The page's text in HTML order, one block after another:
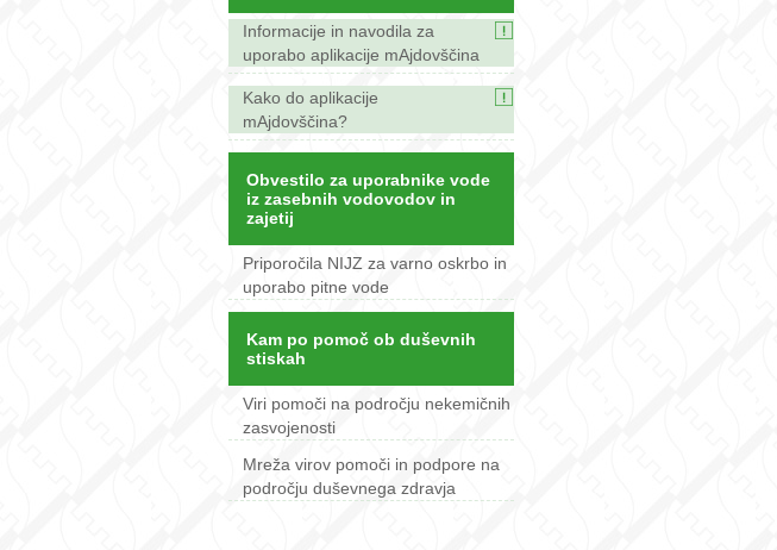
Informacije in navodila za
uporabo aplikacije mAjdovščina
Kako do aplikacije
mAjdovščina?
Obvestilo za uporabnike vode
iz zasebnih vodovodov in
zajetij
Priporočila NIJZ za varno oskrbo in
uporabo pitne vode
Kam po pomoč ob duševnih
stiskah
Viri pomoči na področju nekemičnih
zasvojenosti
Mreža virov pomoči in podpore na
področju duševnega zdravja